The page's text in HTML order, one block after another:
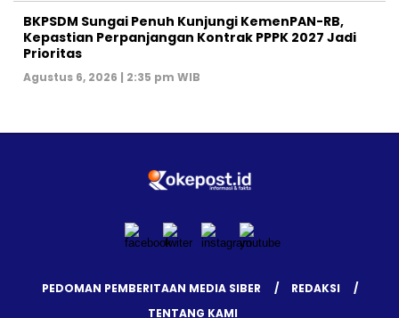
BKPSDM Sungai Penuh Kunjungi KemenPAN-RB,
Kepastian Perpanjangan Kontrak PPPK 2027 Jadi
Prioritas
Agustus 6, 2026 | 2:35 pm WIB
PEDOMAN PEMBERITAAN MEDIA SIBER
REDAKSI
TENTANG KAMI